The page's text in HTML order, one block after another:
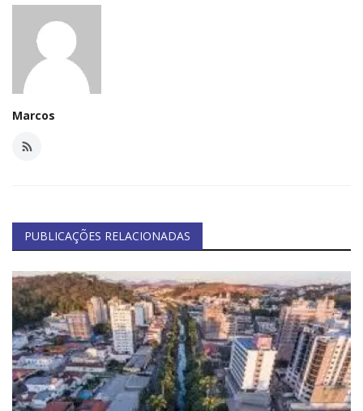
Marcos
PUBLICAÇÕES RELACIONADAS